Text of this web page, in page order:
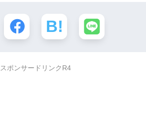
スポンサードリンクR4